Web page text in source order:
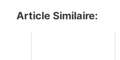
Article Similaire: